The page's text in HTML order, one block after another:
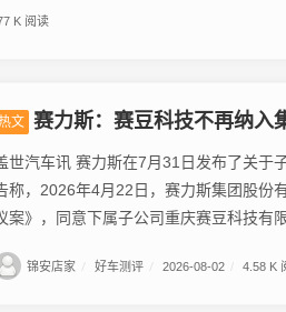
K 阅读
文 赛力斯：赛豆科技不再纳入
世汽车讯 赛力斯在7月31日发布了关于
称，2026年4月22日，赛力斯集团股份
案》，同意下属子公司重庆赛豆科技有
锦安店家 好车测评 2026-08-02 4.58 K